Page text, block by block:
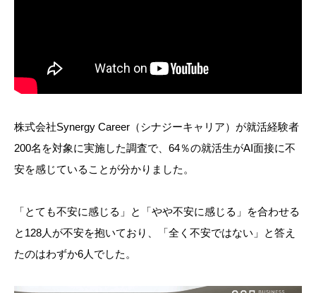
株式会社Synergy Career（シナジーキャリア）が就活経験者
200名を対象に実施した調査で、64％の就活生がAI面接に不
安を感じていることが分かりました。
「とても不安に感じる」と「やや不安に感じる」を合わせる
と128人が不安を抱いており、「全く不安ではない」と答え
たのはわずか6人でした。